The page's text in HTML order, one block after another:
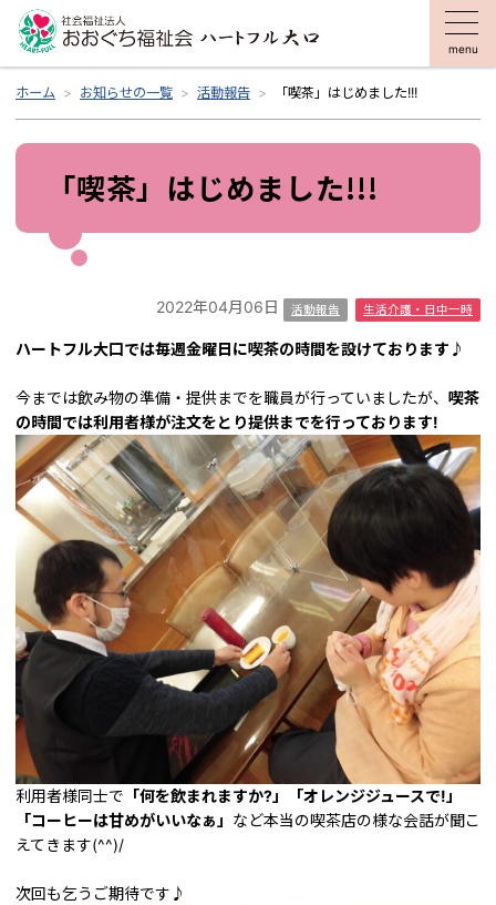
menu
ホーム お知らせの一覧 活動報告 「喫茶」はじめました!!!
「喫茶」はじめました!!!
2022年04月06日 活動報告 生活介護・日中一時
ハートフル大口では毎週金曜日に喫茶の時間を設けております ♪
今までは飲み物の準備・提供までを職員が行っていましたが、 喫茶
の時間では利用者様が注文をとり提供までを行っております!
利用者様同士で 「何を飲まれますか?」「オレンジジュースで!」
「コーヒーは甘めがいいなぁ」 など本当の喫茶店の様な会話が聞こ
えてきます(^^)/
次回も乞うご期待です♪